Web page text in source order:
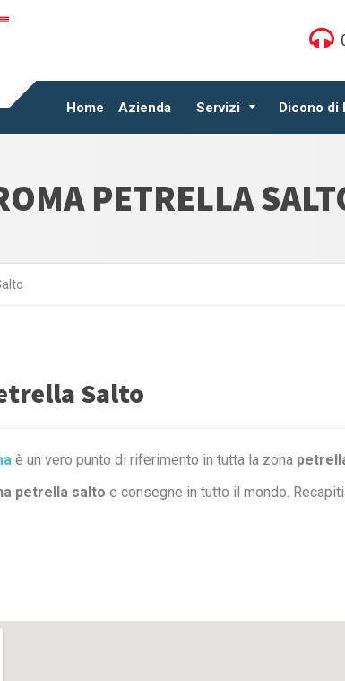
Home Azienda Servizi Dicono di
PETRELLA
Salto
è un vero punto di riferimento in tutta la zona
petrella salto e consegne in tutto il mondo.